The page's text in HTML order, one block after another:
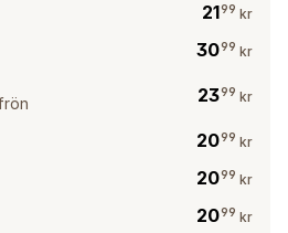
2199 kr
3099 kr
2399 kr
2099 kr
2099 kr
2099 kr